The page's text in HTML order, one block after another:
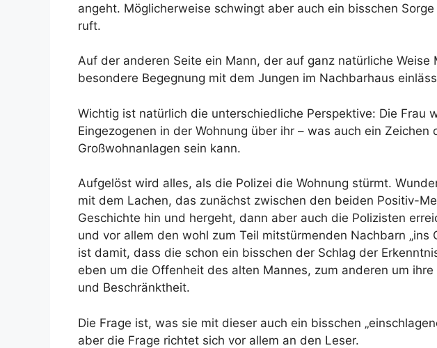
angeht. Möglicherweise schwingt aber auch ein bisschen
ruft.
Auf der anderen Seite ein Mann, der auf ganz natürliche Weise
besondere Begegnung mit dem Jungen im Nachbarhaus
Wichtig ist natürlich die unterschiedliche Perspektive: Die Frau
Eingezogenen in der Wohnung über ihr – was auch ein Zeichen
Großwohnanlagen sein kann.
Aufgelöst wird alles, als die Polizei die Wohnung stürmt.
mit dem Lachen, das zunächst zwischen den beiden Positiv-
Geschichte hin und hergeht, dann aber auch die Polizisten
und vor allem den wohl zum Teil mitstürmenden Nachbarn „ins
ist damit, dass die schon ein bisschen der Schlag der
eben um die Offenheit des alten Mannes, zum anderen um
und Beschränktheit.
Die Frage ist, was sie mit dieser auch ein bisschen
aber die Frage richtet sich vor allem an den Leser.